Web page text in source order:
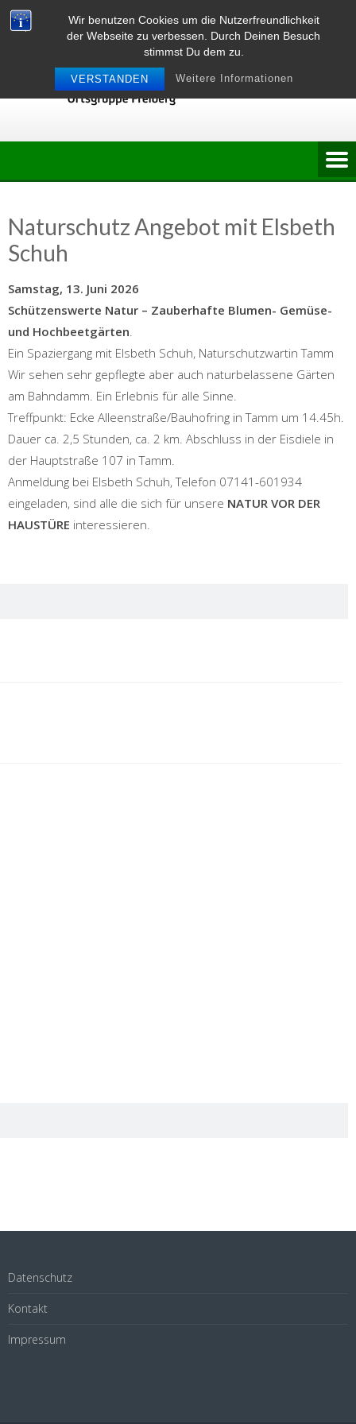
Wir benutzen Cookies um die Nutzerfreundlichkeit
der Webseite zu verbessen. Durch Deinen Besuch
stimmst Du dem zu.
VERSTANDEN Weitere Informationen
Skip
to
Naturschutz Angebot mit Elsbeth
Schuh
Samstag, 13. Juni 2026
Schützenswerte Natur – Zauberhafte Blumen- Gemüse-
und Hochbeetgärten.
Ein Spaziergang mit Elsbeth Schuh, Naturschutzwartin Tamm
Wir sehen sehr gepflegte aber auch naturbelassene Gärten
am Bahndamm. Ein Erlebnis für alle Sinne.
Treffpunkt: Ecke Alleenstraße/Bauhofring in Tamm um 14.45h.
Dauer ca. 2,5 Stunden, ca. 2 km. Abschluss in der Eisdiele in
der Hauptstraße 107 in Tamm.
Anmeldung bei Elsbeth Schuh, Telefon 07141-601934
eingeladen, sind alle die sich für unsere NATUR VOR DER
HAUSTÜRE interessieren.
Datenschutz
Kontakt
Impressum